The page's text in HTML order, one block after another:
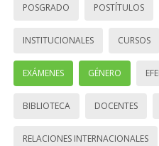
POSGRADO POSTÍTULOS
INSTITUCIONALES CURSOS
EXÁMENES GÉNERO
BIBLIOTECA DOCENTES
RELACIONES INTERNACIONALES